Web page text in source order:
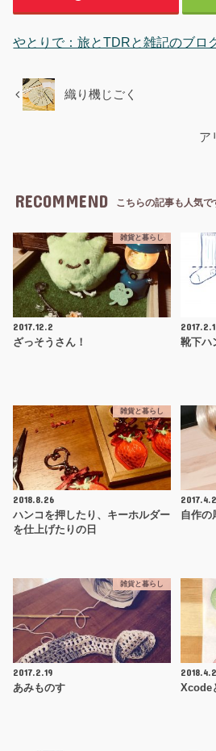
やとりで：旅とTDRと雑記のブロ
織り機じごく
ア
RECOMMEND こちらの記事も人気で
雑貨と暮らし
2017.12.2
ざっそうさん！
2017.2.1
靴下ハ
雑貨と暮らし
2018.8.26
ハンコを押したり、キーホルダー
を仕上げたりの日
2017.4.2
自作の
雑貨と暮らし
2017.2.19
あみものす
Xcode